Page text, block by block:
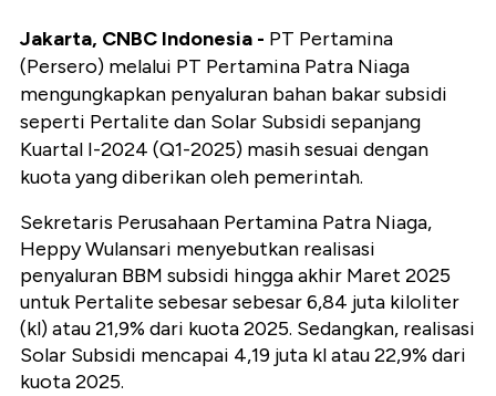
Jakarta, CNBC Indonesia - PT Pertamina
(Persero) melalui PT Pertamina Patra Niaga
mengungkapkan penyaluran bahan bakar subsidi
seperti Pertalite dan Solar Subsidi sepanjang
Kuartal I-2024 (Q1-2025) masih sesuai dengan
kuota yang diberikan oleh pemerintah.
Sekretaris Perusahaan Pertamina Patra Niaga,
Heppy Wulansari menyebutkan realisasi
penyaluran BBM subsidi hingga akhir Maret 2025
untuk Pertalite sebesar sebesar 6,84 juta kiloliter
(kl) atau 21,9% dari kuota 2025. Sedangkan, realisasi
Solar Subsidi mencapai 4,19 juta kl atau 22,9% dari
kuota 2025.